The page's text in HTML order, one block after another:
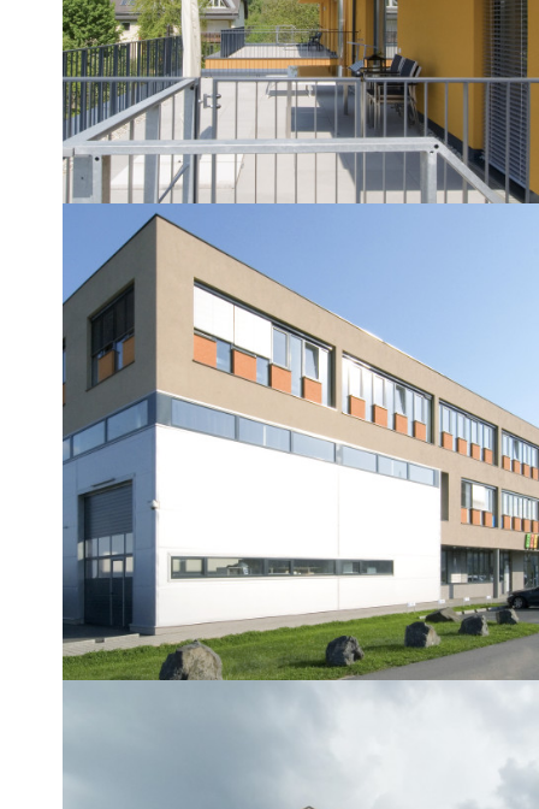
Mit Übermittlung meiner Anfrage stimme ich den
Datenschutzbestimmungenzu, sowie von der H2 Bauträger GmbH
Aussendungen per E-Mail zu erhalten und über aktuelle oder
zukünftige Immobilienangebote informiert zu werden.
REFERENZOBJEKT
BGD
Büro- und Betriebsgebäude in Lebring